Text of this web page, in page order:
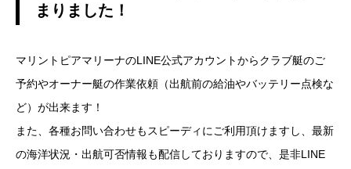
まりました！
マリントピアマリーナのLINE公式アカウントからクラブ艇のご
予約やオーナー艇の作業依頼（出航前の給油やバッテリー点検な
ど）が出来ます！
また、各種お問い合わせもスピーディにご利用頂けますし、最新
の海洋状況・出航可否情報も配信しておりますので、是非LINE